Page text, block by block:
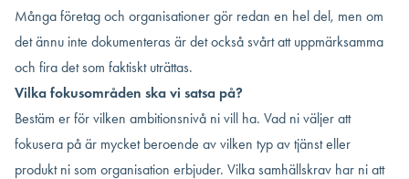
Många företag och organisationer gör redan en hel del, men om
det ännu inte dokumenteras är det också svårt att uppmärksamma
och fira det som faktiskt uträttas.
Vilka fokusområden ska vi satsa på?
Bestäm er för vilken ambitionsnivå ni vill ha. Vad ni väljer att
fokusera på är mycket beroende av vilken typ av tjänst eller
produkt ni som organisation erbjuder. Vilka samhällskrav har ni att